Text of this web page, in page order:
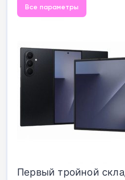
Все параметры
Первый тройной